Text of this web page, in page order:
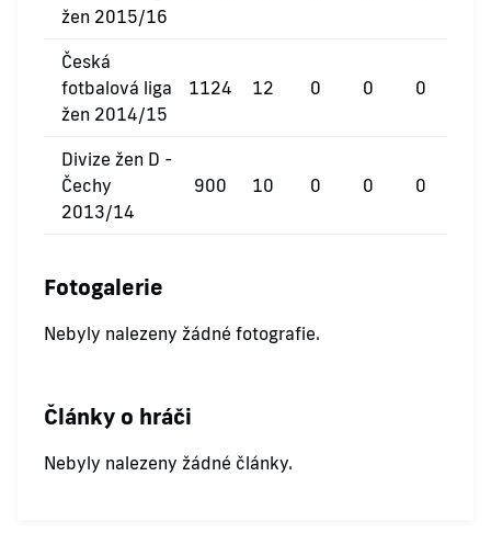
žen 2015/16
Česká
fotbalová liga
žen 2014/15
1124 12 0 0 0
Divize žen D -
Čechy
2013/14
900 10 0 0 0
Fotogalerie
Nebyly nalezeny žádné fotografie.
Články o hráči
Nebyly nalezeny žádné články.